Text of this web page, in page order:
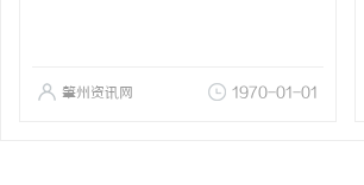
肇州资讯网 1970-01-01